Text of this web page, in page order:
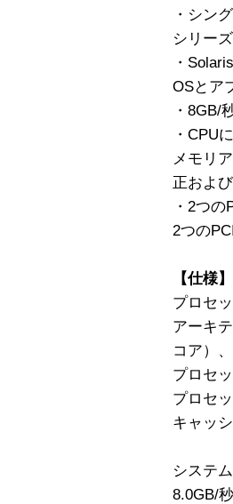
・シン
シリー
・
OSとア
・8GB/
・CPU
メモリ
正およ
・2つ
2つの
【仕様】
プロセ
アーキ
コア）
プロセ
プロセ
キャッ
システ
8.0GB/